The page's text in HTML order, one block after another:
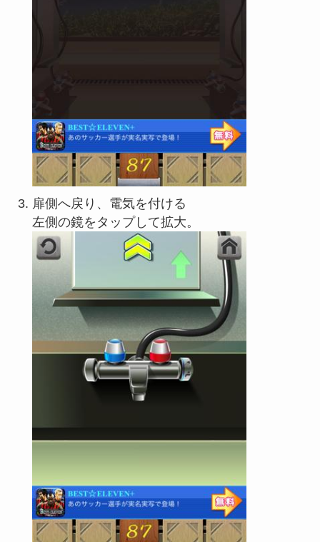
扉側へ戻り、電気を付ける
左側の鏡をタップして拡大。